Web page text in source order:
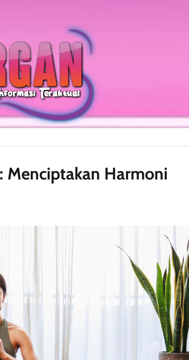
Menciptakan Harmoni